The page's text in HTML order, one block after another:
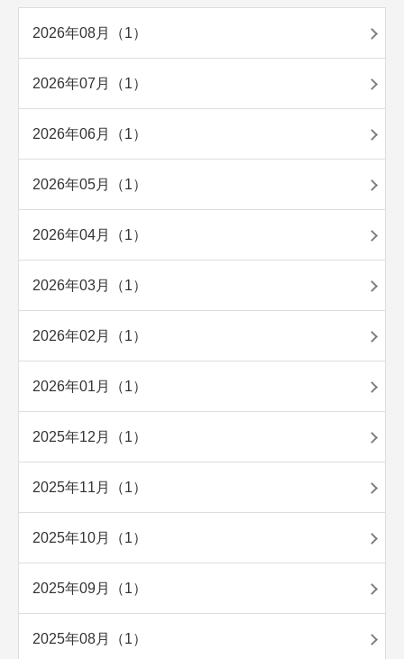
2026年08月（1）
2026年07月（1）
2026年06月（1）
2026年05月（1）
2026年04月（1）
2026年03月（1）
2026年02月（1）
2026年01月（1）
2025年12月（1）
2025年11月（1）
2025年10月（1）
2025年09月（1）
2025年08月（1）